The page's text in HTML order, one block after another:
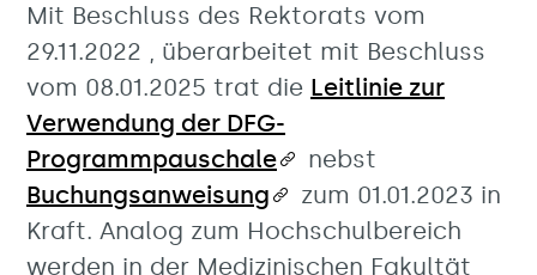
Mit Beschluss des Rektorats vom
29.11.2022 , überarbeitet mit Beschluss
vom 08.01.2025 trat die Leitlinie zur
Verwendung der DFG-
Programmpauschale
nebst
Buchungsanweisung
zum 01.01.2023 in
Kraft. Analog zum Hochschulbereich
werden in der Medizinischen Fakultät